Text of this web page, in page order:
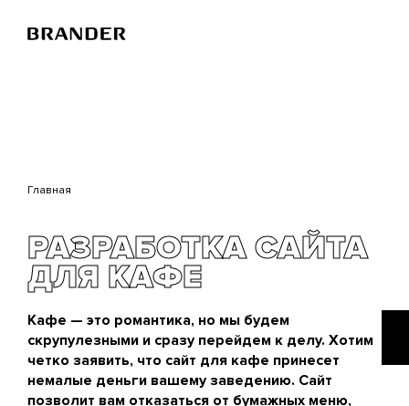
Главная
РАЗРАБОТКА САЙТА
ДЛЯ КАФЕ
Кафе — это романтика, но мы будем
скрупулезными и сразу перейдем к делу. Хотим
четко заявить, что сайт для кафе принесет
немалые деньги вашему заведению. Сайт
позволит вам отказаться от бумажных меню,